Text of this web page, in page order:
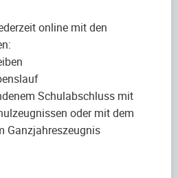
online mit den
Schulabschluss mit
oder mit dem
Ganzjahreszeugnis